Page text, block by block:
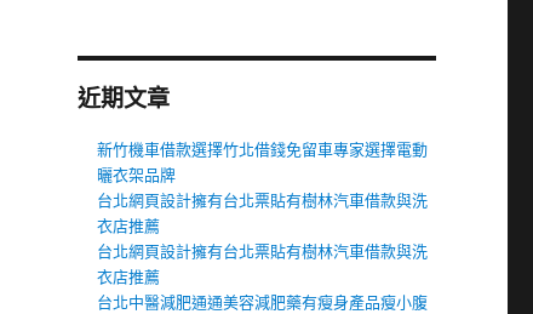
近期文章
新竹機車借款選擇竹北借錢免留車專家選擇電動
曬衣架品牌
台北網頁設計擁有台北票貼有樹林汽車借款與洗
衣店推薦
台北網頁設計擁有台北票貼有樹林汽車借款與洗
衣店推薦
台北中醫減肥通通美容減肥藥有瘦身產品瘦小腹